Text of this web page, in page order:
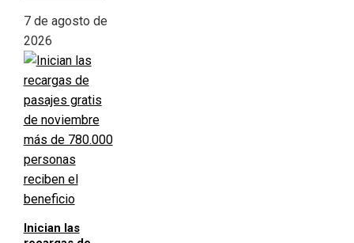
7 de agosto de
2026
Inician las